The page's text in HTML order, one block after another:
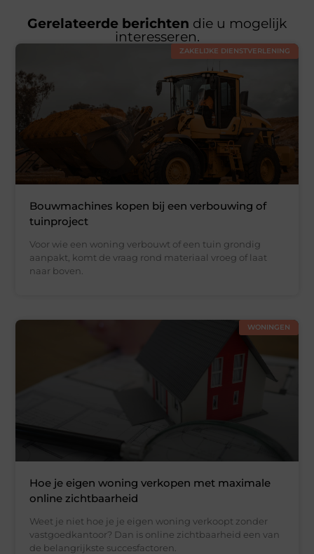
Gerelateerde berichten die u mogelijk
interesseren.
ZAKELIJKE DIENSTVERLENING
Bouwmachines kopen bij een verbouwing of
tuinproject
Voor wie een woning verbouwt of een tuin grondig
aanpakt, komt de vraag rond materiaal vroeg of laat
naar boven.
WONINGEN
Hoe je eigen woning verkopen met maximale
online zichtbaarheid
Weet je niet hoe je je eigen woning verkoopt zonder
vastgoedkantoor? Dan is online zichtbaarheid een van
de belangrijkste succesfactoren.